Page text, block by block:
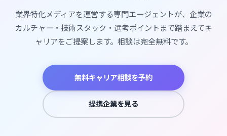
業界特化メディアを運営する専門エージェントが、企業の
カルチャー・技術スタック・選考ポイントまで踏まえてキ
ャリアをご提案します。相談は完全無料です。
無料キャリア相談を予約
提携企業を見る